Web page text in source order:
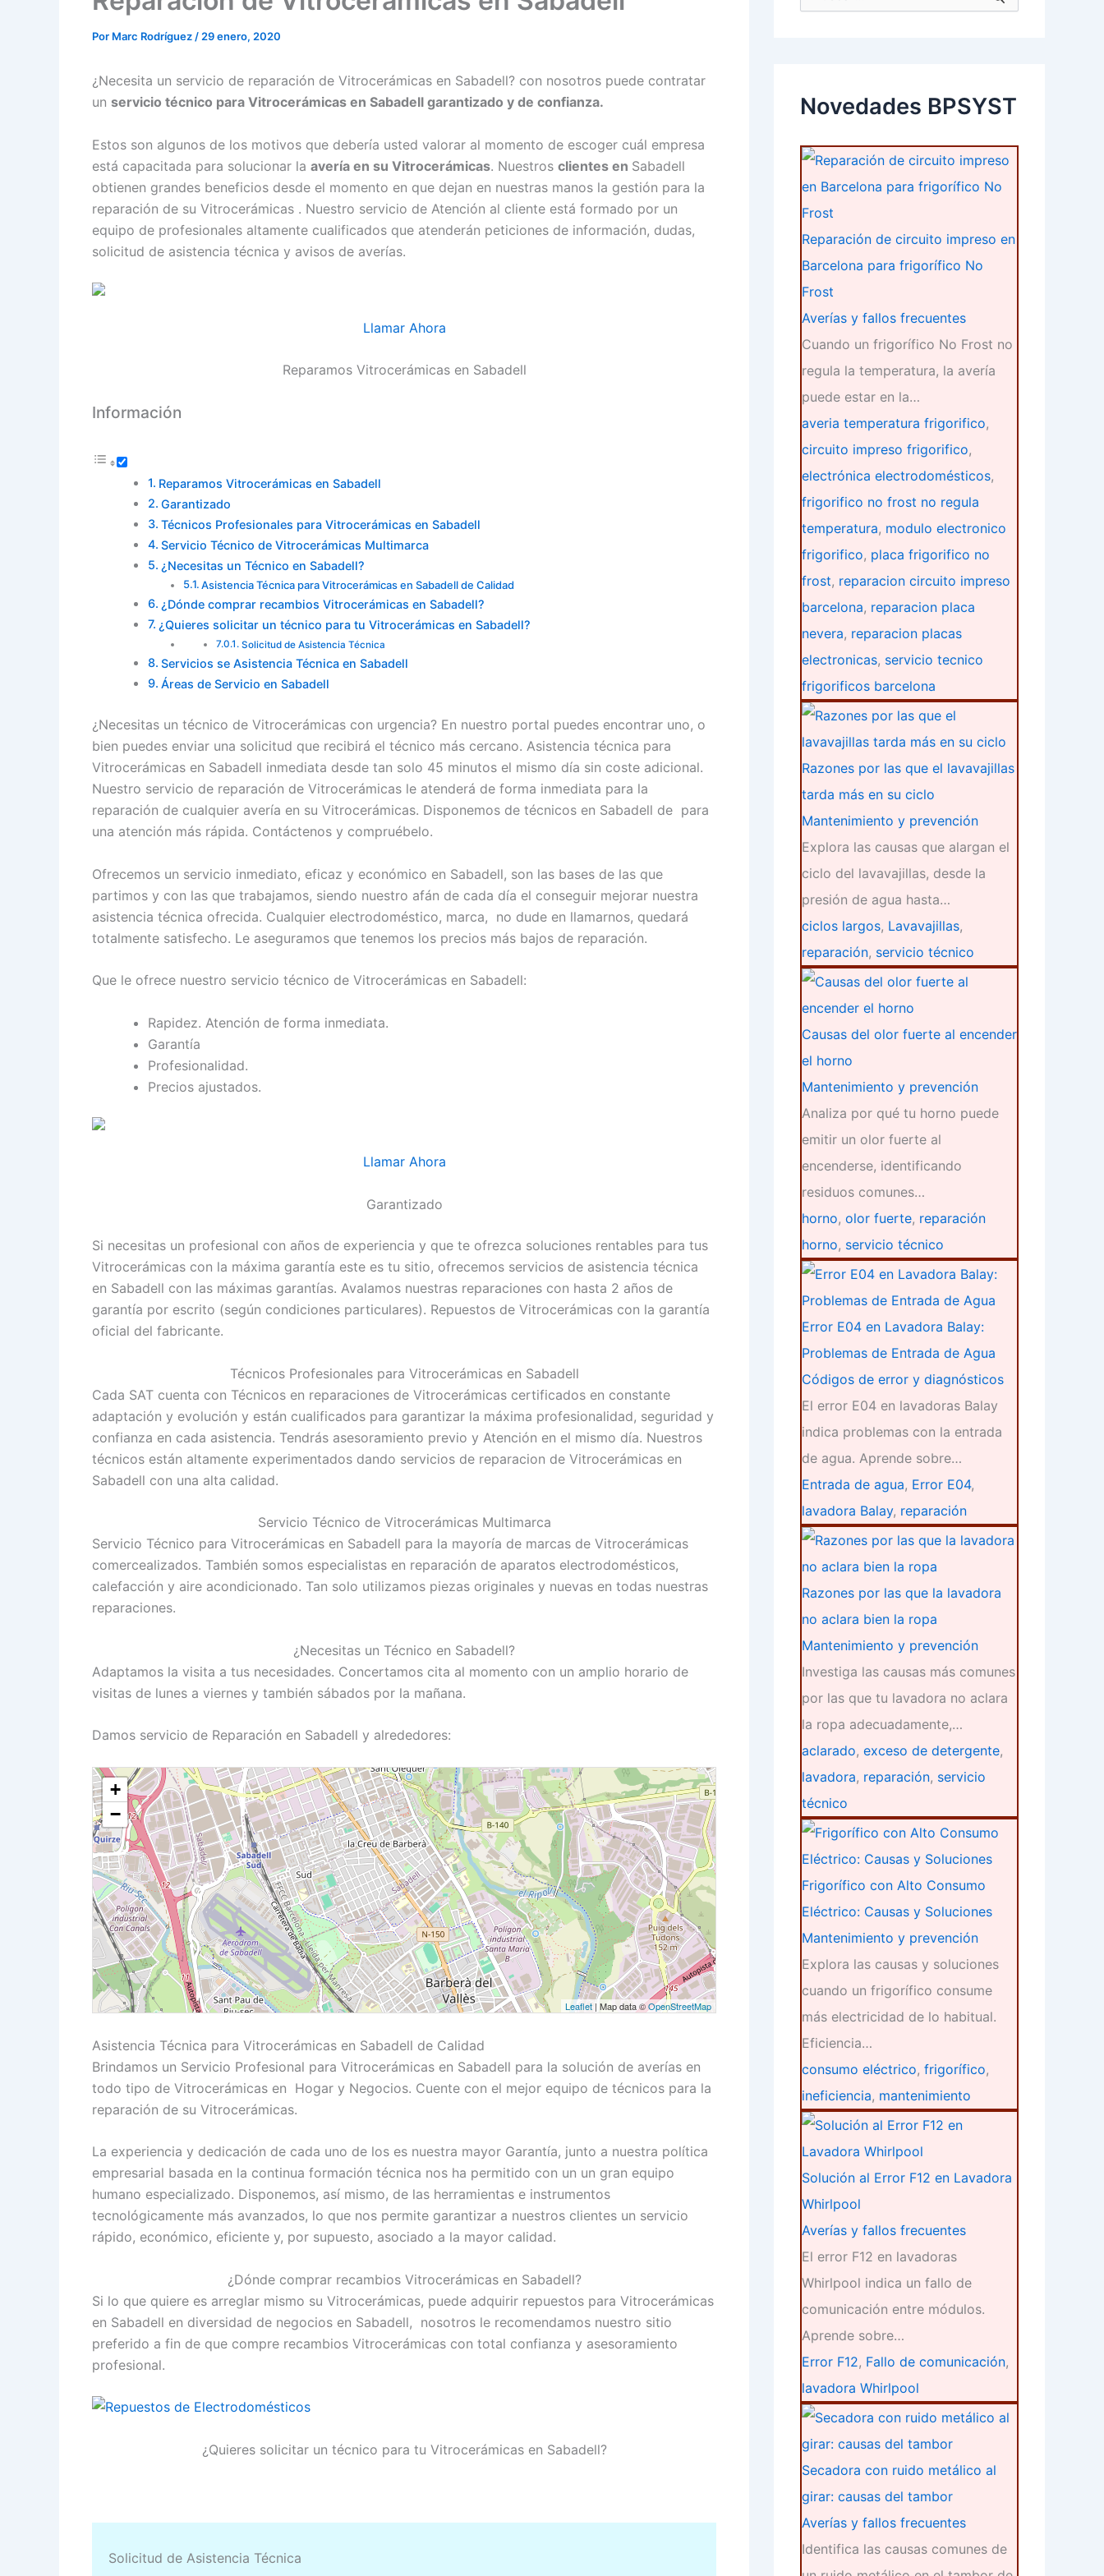
Por Marc Rodríguez / 29 enero, 2020
¿Necesita un servicio de reparación de Vitrocerámicas en Sabadell? con nosotros puede contratar
un servicio técnico para Vitrocerámicas en Sabadell garantizado y de confianza.
Estos son algunos de los motivos que debería usted valorar al momento de escoger cuál empresa
está capacitada para solucionar la avería en su Vitrocerámicas. Nuestros clientes en Sabadell
obtienen grandes beneficios desde el momento en que dejan en nuestras manos la gestión para la
reparación de su Vitrocerámicas . Nuestro servicio de Atención al cliente está formado por un
equipo de profesionales altamente cualificados que atenderán peticiones de información, dudas,
solicitud de asistencia técnica y avisos de averías.
Llamar Ahora
Reparamos Vitrocerámicas en Sabadell
Información
Reparamos Vitrocerámicas en Sabadell
Garantizado
Técnicos Profesionales para Vitrocerámicas en Sabadell
Servicio Técnico de Vitrocerámicas Multimarca
¿Necesitas un Técnico en Sabadell?
Asistencia Técnica para Vitrocerámicas en Sabadell de Calidad
¿Dónde comprar recambios Vitrocerámicas en Sabadell?
¿Quieres solicitar un técnico para tu Vitrocerámicas en Sabadell?
Solicitud de Asistencia Técnica
Servicios se Asistencia Técnica en Sabadell
Áreas de Servicio en Sabadell
¿Necesitas un técnico de Vitrocerámicas con urgencia? En nuestro portal puedes encontrar uno, o
bien puedes enviar una solicitud que recibirá el técnico más cercano. Asistencia técnica para
Vitrocerámicas en Sabadell inmediata desde tan solo 45 minutos el mismo día sin coste adicional.
Nuestro servicio de reparación de Vitrocerámicas le atenderá de forma inmediata para la
reparación de cualquier avería en su Vitrocerámicas. Disponemos de técnicos en Sabadell de para
una atención más rápida. Contáctenos y compruébelo.
Ofrecemos un servicio inmediato, eficaz y económico en Sabadell, son las bases de las que
partimos y con las que trabajamos, siendo nuestro afán de cada día el conseguir mejorar nuestra
asistencia técnica ofrecida. Cualquier electrodoméstico, marca, no dude en llamarnos, quedará
totalmente satisfecho. Le aseguramos que tenemos los precios más bajos de reparación.
Que le ofrece nuestro servicio técnico de Vitrocerámicas en Sabadell:
Rapidez. Atención de forma inmediata.
Garantía
Profesionalidad.
Precios ajustados.
Llamar Ahora
Garantizado
Si necesitas un profesional con años de experiencia y que te ofrezca soluciones rentables para tus
Vitrocerámicas con la máxima garantía este es tu sitio, ofrecemos servicios de asistencia técnica
en Sabadell con las máximas garantías. Avalamos nuestras reparaciones con hasta 2 años de
garantía por escrito (según condiciones particulares). Repuestos de Vitrocerámicas con la garantía
oficial del fabricante.
Técnicos Profesionales para Vitrocerámicas en Sabadell
Cada SAT cuenta con Técnicos en reparaciones de Vitrocerámicas certificados en constante
adaptación y evolución y están cualificados para garantizar la máxima profesionalidad, seguridad y
confianza en cada asistencia. Tendrás asesoramiento previo y Atención en el mismo día. Nuestros
técnicos están altamente experimentados dando servicios de reparacion de Vitrocerámicas en
Sabadell con una alta calidad.
Servicio Técnico de Vitrocerámicas Multimarca
Servicio Técnico para Vitrocerámicas en Sabadell para la mayoría de marcas de Vitrocerámicas
comercealizados. También somos especialistas en reparación de aparatos electrodomésticos,
calefacción y aire acondicionado. Tan solo utilizamos piezas originales y nuevas en todas nuestras
reparaciones.
¿Necesitas un Técnico en Sabadell?
Adaptamos la visita a tus necesidades. Concertamos cita al momento con un amplio horario de
visitas de lunes a viernes y también sábados por la mañana.
Damos servicio de Reparación en Sabadell y alrededores:
+
−
Leaflet | Map data ©OpenStreetMap
Asistencia Técnica para Vitrocerámicas en Sabadell de Calidad
Brindamos un Servicio Profesional para Vitrocerámicas en Sabadell para la solución de averías en
todo tipo de Vitrocerámicas en Hogar y Negocios. Cuente con el mejor equipo de técnicos para la
reparación de su Vitrocerámicas.
La experiencia y dedicación de cada uno de los es nuestra mayor Garantía, junto a nuestra política
empresarial basada en la continua formación técnica nos ha permitido con un un gran equipo
humano especializado. Disponemos, así mismo, de las herramientas e instrumentos
tecnológicamente más avanzados, lo que nos permite garantizar a nuestros clientes un servicio
rápido, económico, eficiente y, por supuesto, asociado a la mayor calidad.
¿Dónde comprar recambios Vitrocerámicas en Sabadell?
Si lo que quiere es arreglar mismo su Vitrocerámicas, puede adquirir repuestos para Vitrocerámicas
en Sabadell en diversidad de negocios en Sabadell, nosotros le recomendamos nuestro sitio
preferido a fin de que compre recambios Vitrocerámicas con total confianza y asesoramiento
profesional.
¿Quieres solicitar un técnico para tu Vitrocerámicas en Sabadell?
Solicitud de Asistencia Técnica
o
rNovedades BPSYST
Reparación de circuito impreso en
Barcelona para frigorífico No
Frost
Averías y fallos frecuentes
Cuando un frigorífico No Frost no
regula la temperatura, la avería
puede estar en la…
averia temperatura frigorifico,
circuito impreso frigorifico,
electrónica electrodomésticos,
frigorifico no frost no regula
temperatura, modulo electronico
frigorifico, placa frigorifico no
frost, reparacion circuito impreso
barcelona, reparacion placa
nevera, reparacion placas
electronicas, servicio tecnico
frigorificos barcelona
Razones por las que el lavavajillas
tarda más en su ciclo
Mantenimiento y prevención
Explora las causas que alargan el
ciclo del lavavajillas, desde la
presión de agua hasta…
ciclos largos, Lavavajillas,
reparación, servicio técnico
Causas del olor fuerte al encender
el horno
Mantenimiento y prevención
Analiza por qué tu horno puede
emitir un olor fuerte al
encenderse, identificando
residuos comunes…
horno, olor fuerte, reparación
horno, servicio técnico
Error E04 en Lavadora Balay:
Problemas de Entrada de Agua
Códigos de error y diagnósticos
El error E04 en lavadoras Balay
indica problemas con la entrada
de agua. Aprende sobre…
Entrada de agua, Error E04,
lavadora Balay, reparación
Razones por las que la lavadora
no aclara bien la ropa
Mantenimiento y prevención
Investiga las causas más comunes
por las que tu lavadora no aclara
la ropa adecuadamente,…
aclarado, exceso de detergente,
lavadora, reparación, servicio
técnico
Frigorífico con Alto Consumo
Eléctrico: Causas y Soluciones
Mantenimiento y prevención
Explora las causas y soluciones
cuando un frigorífico consume
más electricidad de lo habitual.
Eficiencia…
consumo eléctrico, frigorífico,
ineficiencia, mantenimiento
Solución al Error F12 en Lavadora
Whirlpool
Averías y fallos frecuentes
El error F12 en lavadoras
Whirlpool indica un fallo de
comunicación entre módulos.
Aprende sobre…
Error F12, Fallo de comunicación,
lavadora Whirlpool
Secadora con ruido metálico al
girar: causas del tambor
Averías y fallos frecuentes
Identifica las causas comunes de